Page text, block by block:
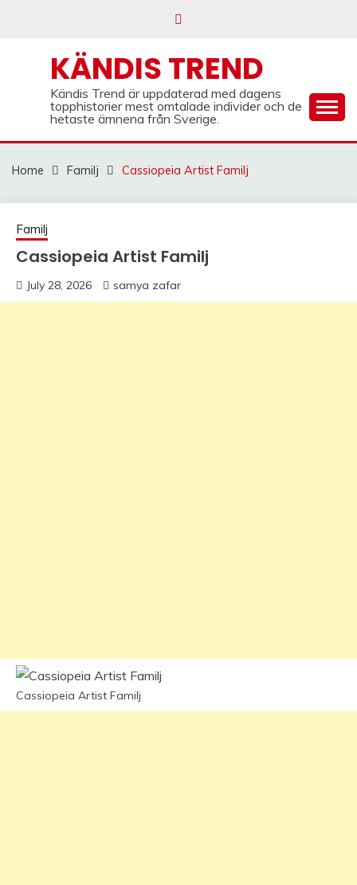
KÄNDIS TREND
Kändis Trend är uppdaterad med dagens
topphistorier mest omtalade individer och de
hetaste ämnena från Sverige.
Home Familj Cassiopeia Artist Familj
Familj
Cassiopeia Artist Familj
July 28, 2026 samya zafar
Cassiopeia Artist Familj